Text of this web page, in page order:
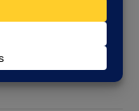
εισέρχεται σε